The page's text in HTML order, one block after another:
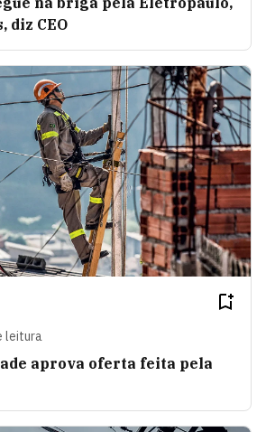
diz CEO
leitura
aprova oferta feita pela